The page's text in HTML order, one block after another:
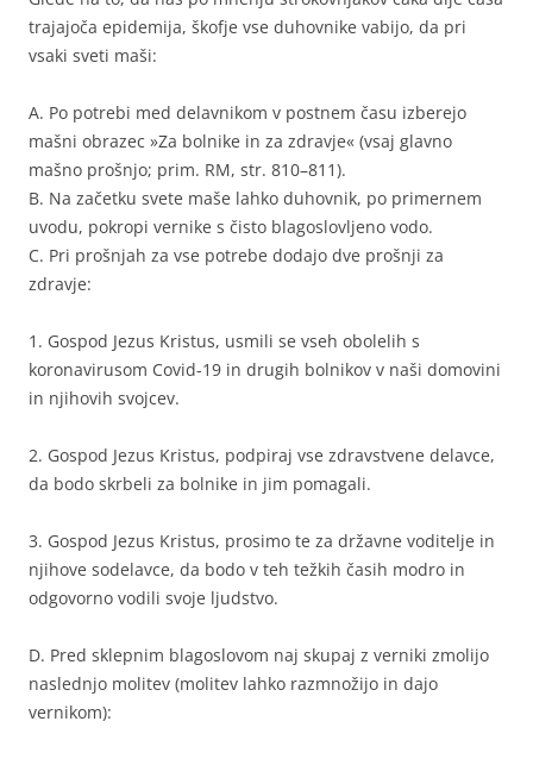
trajajoča epidemija, škofje vse duhovnike vabijo, da pri
vsaki sveti maši:
A. Po potrebi med delavnikom v postnem času izberejo
mašni obrazec »Za bolnike in za zdravje« (vsaj glavno
mašno prošnjo; prim. RM, str. 810–811).
B. Na začetku svete maše lahko duhovnik, po primernem
uvodu, pokropi vernike s čisto blagoslovljeno vodo.
C. Pri prošnjah za vse potrebe dodajo dve prošnji za
zdravje:
1. Gospod Jezus Kristus, usmili se vseh obolelih s
koronavirusom Covid-19 in drugih bolnikov v naši domovini
in njihovih svojcev.
2. Gospod Jezus Kristus, podpiraj vse zdravstvene delavce,
da bodo skrbeli za bolnike in jim pomagali.
3. Gospod Jezus Kristus, prosimo te za državne voditelje in
njihove sodelavce, da bodo v teh težkih časih modro in
odgovorno vodili svoje ljudstvo.
D. Pred sklepnim blagoslovom naj skupaj z verniki zmolijo
naslednjo molitev (molitev lahko razmnožijo in dajo
vernikom):